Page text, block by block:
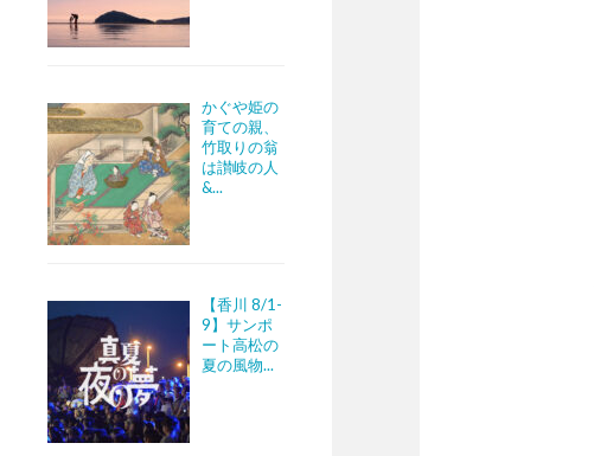
かぐや姫の
育ての親、
竹取りの翁
は讃岐の人
&...
【香川 8/1-
9】サンポ
ート高松の
夏の風物...